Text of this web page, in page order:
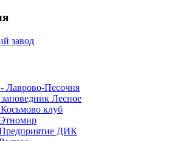
завод
Лаврово-Песочня
Лесное
клуб
Этномир
Предприятие ДИК